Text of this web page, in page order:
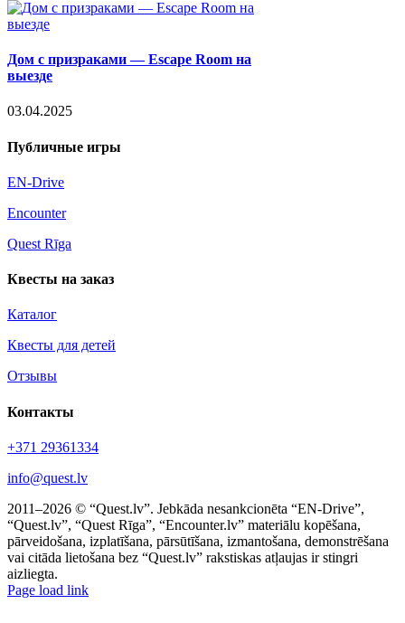
Дом с призраками — Escape Room на
выезде
03.04.2025
Публичные игры
EN-Drive
Encounter
Quest Rīga
Квесты на заказ
Каталог
Квесты для детей
Отзывы
Контакты
+371 29361334
info@quest.lv
2011–2026 © “Quest.lv”. Jebkāda nesankcionēta “EN-Drive”,
“Quest.lv”, “Quest Rīga”, “Encounter.lv” materiālu kopēšana,
pārveidošana, izplatīšana, pārsūtīšana, izmantošana, demonstrēšana
vai citāda lietošana bez “Quest.lv” rakstiskas atļaujas ir stingri
aizliegta.
Facebook
Instagram
Threads
X
Telegram
Page load link